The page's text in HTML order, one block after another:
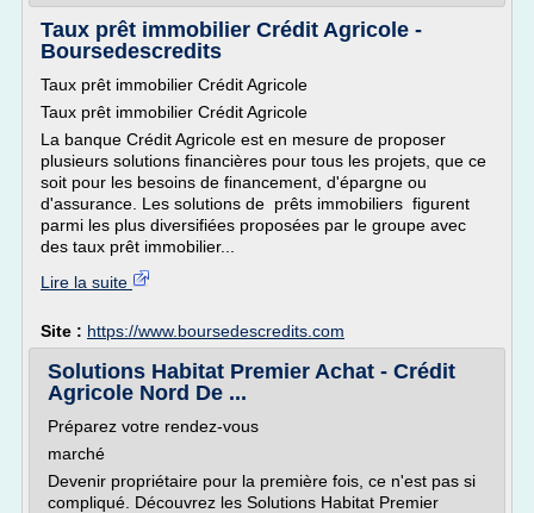
Taux prêt immobilier Crédit Agricole -
Boursedescredits
Taux prêt immobilier Crédit Agricole
Taux prêt immobilier Crédit Agricole
La banque Crédit Agricole est en mesure de proposer
plusieurs solutions financières pour tous les projets, que ce
soit pour les besoins de financement, d'épargne ou
d'assurance. Les solutions de prêts immobiliers figurent
parmi les plus diversifiées proposées par le groupe avec
des taux prêt immobilier...
Lire la suite
Site : https://www.boursedescredits.com
Solutions Habitat Premier Achat - Crédit
Agricole Nord De ...
Préparez votre rendez-vous
marché
Devenir propriétaire pour la première fois, ce n'est pas si
compliqué. Découvrez les Solutions Habitat Premier